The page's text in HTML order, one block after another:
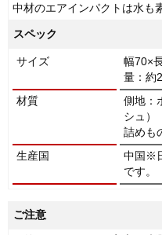
中材のエアインパクトは水も
スペック
サイズ
幅70×
量：約
材質
側地：
シュ）
詰めも
生産国
中国※
です。
ご注意